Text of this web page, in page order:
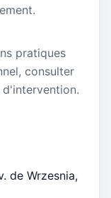
pratiques
consulter
de Wrzesnia,